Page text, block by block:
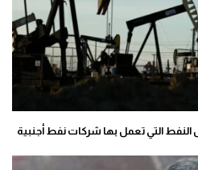
النفط التي تعمل بها شركات نفط أجنبية